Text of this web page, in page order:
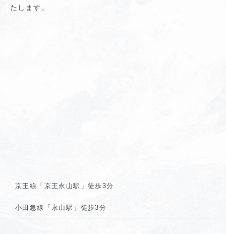
たします。
京王線「京王永山駅」徒歩3分
小田急線「永山駅」徒歩3分